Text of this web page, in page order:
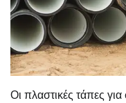
Οι πλαστικές τάπες